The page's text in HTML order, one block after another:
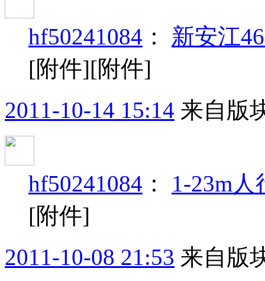
hf50241084 ： 新安江
[附件][附件]
2011-10-14 15:14 来自版
hf50241084 ： 1-23m
[附件]
2011-10-08 21:53 来自版